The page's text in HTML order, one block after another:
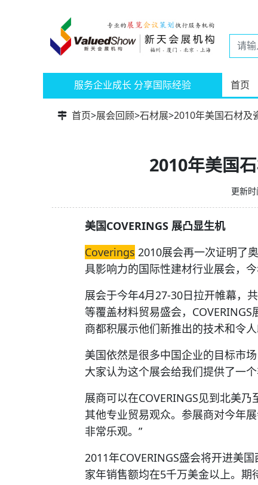
服务企业成长 分享国际经验 首页
首页>展会回顾>石材展>2010年美国石材及
2010年美国
更新
美国COVERINGS 展凸显生机
Coverings 2010展会再一次证明了
具影响力的国际性建材行业展会，
展会于今年4月27-30日拉开帷幕，
等覆盖材料贸易盛会，
商都积展示他们新推出的技术和令
美国依然是很多中国企业的目标市
大家认为这个展会给我们提供了一个
展商可以在COVERINGS见到北美
其他专业贸易观众。参展商对今年
非常乐观。”
2011年COVERINGS盛会将开进美
家年销售额均在5千万美金以上。期